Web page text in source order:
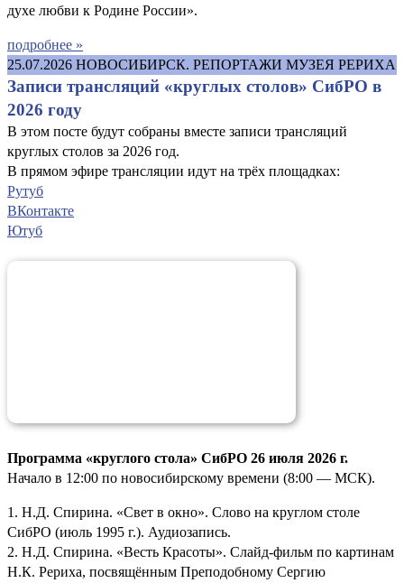
духе любви к Родине России».
подробнее »
25.07.2026 НОВОСИБИРСК. РЕПОРТАЖИ МУЗЕЯ РЕРИХА
Записи трансляций «круглых столов» СибРО в
2026 году
В этом посте будут собраны вместе записи трансляций
круглых столов за 2026 год.
В прямом эфире трансляции идут на трёх площадках:
Рутуб
ВКонтакте
Ютуб
Программа «круглого стола» СибРО 26 июля 2026 г.
Начало в 12:00 по новосибирскому времени (8:00 — МСК).
1. Н.Д. Спирина. «Свет в окно». Слово на круглом столе
СибРО (июль 1995 г.). Аудиозапись.
2. Н.Д. Спирина. «Весть Красоты». Слайд-фильм по картинам
Н.К. Рериха, посвящённым Преподобному Сергию